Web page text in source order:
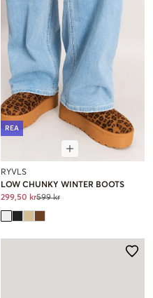
REA
RYVLS
LOW CHUNKY WINTER BOOTS
299,50 kr599 kr